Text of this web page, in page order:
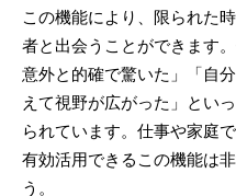
この機能により、限られた
者と出会うことができます
意外と的確で驚いた」「自
えて視野が広がった」とい
られています。仕事や家庭
有効活用できるこの機能は
う。